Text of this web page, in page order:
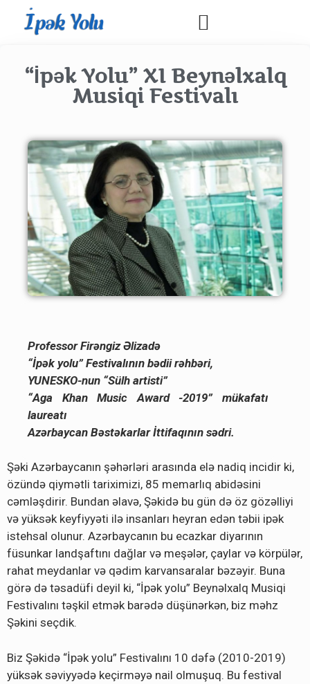
“İpək Yolu” XI Beynəlxalq
Musiqi Festivalı
Professor Firəngiz Əlizadə
“İpək yolu” Festivalının bədii rəhbəri,
YUNESKO-nun “Sülh artisti”
“Aga Khan Music Award -2019” mükafatı
laureatı
Azərbaycan Bəstəkarlar İttifaqının sədri.
Şəki Azərbaycanın şəhərləri arasında elə nadiq incidir ki,
özündə qiymətli tariximizi, 85 memarlıq abidəsini
cəmləşdirir. Bundan əlavə, Şəkidə bu gün də öz gözəlliyi
və yüksək keyfiyyəti ilə insanları heyran edən təbii ipək
istehsal olunur. Azərbaycanın bu ecazkar diyarının
füsunkar landşaftını dağlar və meşələr, çaylar və körpülər,
rahat meydanlar və qədim karvansaralar bəzəyir. Buna
görə də təsadüfi deyil ki, “İpək yolu” Beynəlxalq Musiqi
Festivalını təşkil etmək barədə düşünərkən, biz məhz
Şəkini seçdik.
Biz Şəkidə “İpək yolu” Festivalını 10 dəfə (2010-2019)
yüksək səviyyədə keçirməyə nail olmuşuq. Bu festival